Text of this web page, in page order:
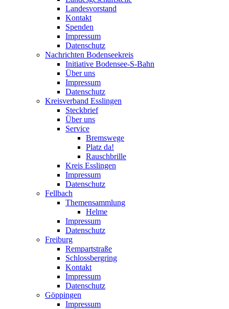
Landesvorstand
Kontakt
Spenden
Impressum
Datenschutz
Nachrichten Bodenseekreis
Initiative Bodensee-S-Bahn
Über uns
Impressum
Datenschutz
Kreisverband Esslingen
Steckbrief
Über uns
Service
Bremswege
Platz da!
Rauschbrille
Kreis Esslingen
Impressum
Datenschutz
Fellbach
Themensammlung
Helme
Impressum
Datenschutz
Freiburg
Rempartstraße
Schlossbergring
Kontakt
Impressum
Datenschutz
Göppingen
Impressum